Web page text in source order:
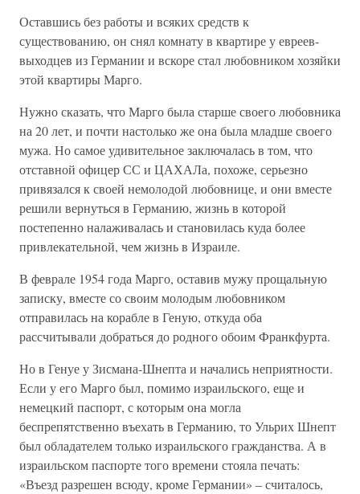
Оставшись без работы и всяких средств к
существованию, он снял комнату в квартире у евреев-
выходцев из Германии и вскоре стал любовником хозяйки
этой квартиры Марго.
Нужно сказать, что Марго была старше своего любовника
на 20 лет, и почти настолько же она была младше своего
мужа. Но самое удивительное заключалась в том, что
отставной офицер СС и ЦАХАЛа, похоже, серьезно
привязался к своей немолодой любовнице, и они вместе
решили вернуться в Германию, жизнь в которой
постепенно налаживалась и становилась куда более
привлекательной, чем жизнь в Израиле.
В феврале 1954 года Марго, оставив мужу прощальную
записку, вместе со своим молодым любовником
отправилась на корабле в Геную, откуда оба
рассчитывали добраться до родного обоим Франкфурта.
Но в Генуе у Зисмана-Шнепта и начались неприятности.
Если у его Марго был, помимо израильского, еще и
немецкий паспорт, с которым она могла
беспрепятственно въехать в Германию, то Ульрих Шнепт
был обладателем только израильского гражданства. А в
израильском паспорте того времени стояла печать:
«Въезд разрешен всюду, кроме Германии» – считалось,